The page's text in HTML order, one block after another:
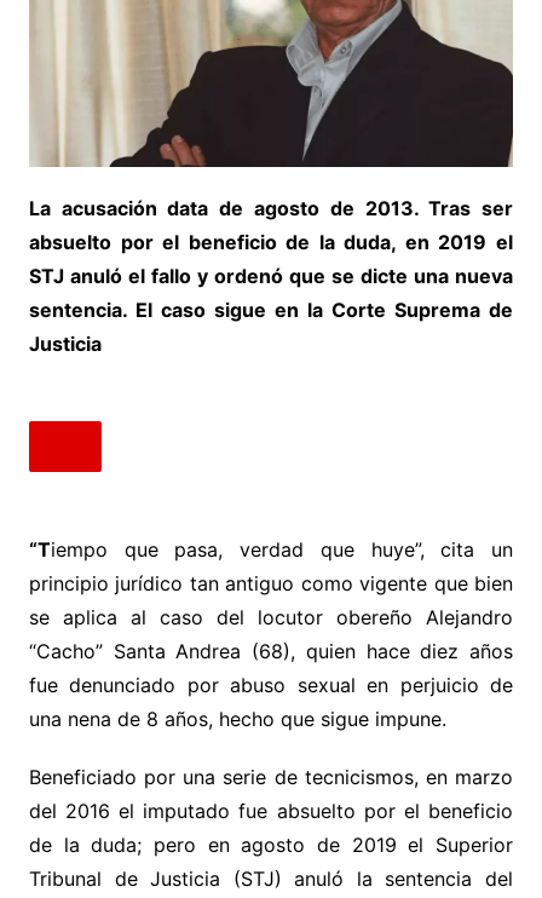
La acusación data de agosto de 2013. Tras ser
absuelto por el beneficio de la duda, en 2019 el
STJ anuló el fallo y ordenó que se dicte una nueva
sentencia. El caso sigue en la Corte Suprema de
Justicia
“Tiempo que pasa, verdad que huye”, cita un
principio jurídico tan antiguo como vigente que bien
se aplica al caso del locutor obereño Alejandro
“Cacho” Santa Andrea (68), quien hace diez años
fue denunciado por abuso sexual en perjuicio de
una nena de 8 años, hecho que sigue impune.
Beneficiado por una serie de tecnicismos, en marzo
del 2016 el imputado fue absuelto por el beneficio
de la duda; pero en agosto de 2019 el Superior
Tribunal de Justicia (STJ) anuló la sentencia del